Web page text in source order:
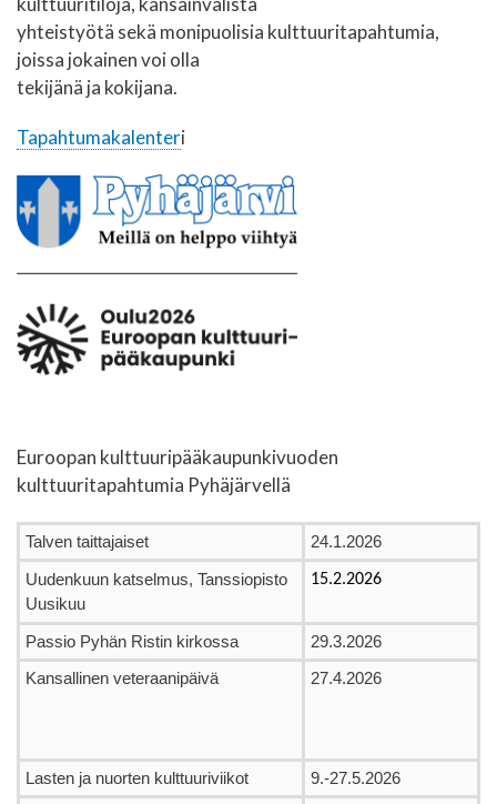
yhteistyötä sekä monipuolisia kulttuuritapahtumia,
joissa jokainen voi olla
tekijänä ja kokijana.
Tapahtumakalenteri
Euroopan kulttuuripääkaupunkivuoden
kulttuuritapahtumia Pyhäjärvellä
Talven taittajaiset 24.1.2026
Uudenkuun katselmus, Tanssiopisto
Uusikuu
15.2.2026
Passio Pyhän Ristin kirkossa 29.3.2026
Kansallinen veteraanipäivä 27.4.2026
Lasten ja nuorten kulttuuriviikot 9.-27.5.2026